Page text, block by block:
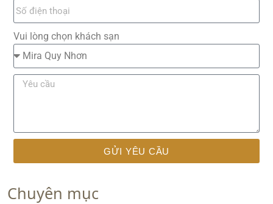
Vui lòng chọn khách sạn
GỬI YÊU CẦU
Chuyên mục